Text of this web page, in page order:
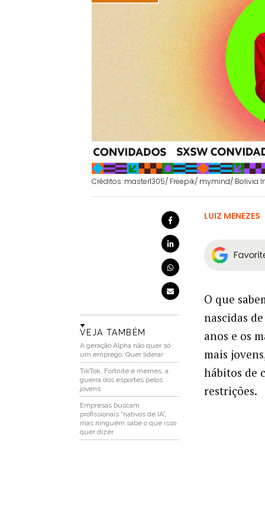
Créditos: master1305/ Freepik/ mymind/ Bolivia
VEJA TAMBÉM
A geração Alpha não quer só
um emprego. Quer liderar
TikTok, Fortnite e memes: a
guerra dos esportes pelos
jovens
Empresas buscam
profissionais “nativos de IA”,
mas ninguém sabe o que isso
quer dizer
LUIZ MENEZES
O que
nascidas
anos e os
mais
hábitos de
restrições.